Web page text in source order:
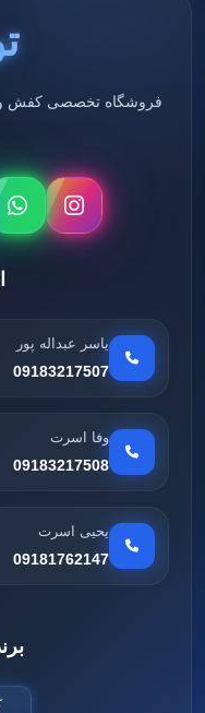
فروشگاه تخصصی کفش و
یاسر عبداله پور
09183217507
وفا اسرت
09183217508
یحیی اسرت
09181762147